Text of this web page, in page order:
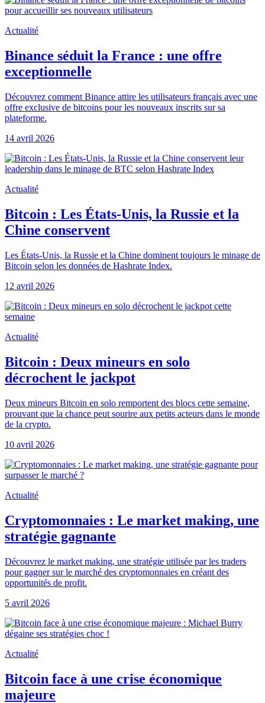
Actualité
Binance séduit la France : une offre
exceptionnelle
Découvrez comment Binance attire les utilisateurs français avec une
offre exclusive de bitcoins pour les nouveaux inscrits sur sa
plateforme.
14 avril 2026
Actualité
Bitcoin : Les États-Unis, la Russie et la
Chine conservent
Les États-Unis, la Russie et la Chine dominent toujours le minage de
Bitcoin selon les données de Hashrate Index.
12 avril 2026
Actualité
Bitcoin : Deux mineurs en solo
décrochent le jackpot
Deux mineurs Bitcoin en solo remportent des blocs cette semaine,
prouvant que la chance peut sourire aux petits acteurs dans le monde
de la crypto.
10 avril 2026
Actualité
Cryptomonnaies : Le market making, une
stratégie gagnante
Découvrez le market making, une stratégie utilisée par les traders
pour gagner sur le marché des cryptomonnaies en créant des
opportunités de profit.
5 avril 2026
Actualité
Bitcoin face à une crise économique
majeure